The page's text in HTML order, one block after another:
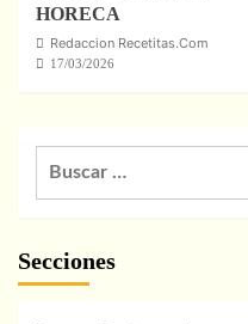
HORECA
Redaccion Recetitas.Com
17/03/2026
Secciones